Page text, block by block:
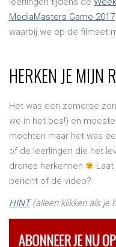
MediaMasters Game 2017
waarbij we op de filmset
HERKEN JE MIJN
Het was een zomerse
we in het bos!) en
mochten maar het was
of de leerlingen die het
drones herkennen
bericht of de video?
HINT(alleen klikken als je